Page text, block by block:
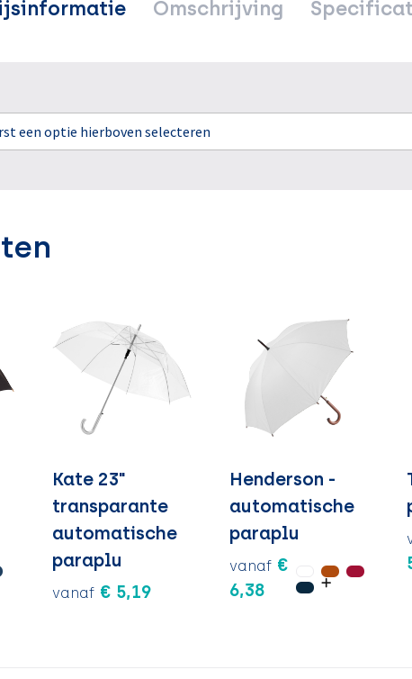
Omschrijving
een optie hierboven selecteren
Kate 23"
transparante
automatische
paraplu
vanaf € 5,19
Henderson -
automatische
paraplu
vanaf €
6,38